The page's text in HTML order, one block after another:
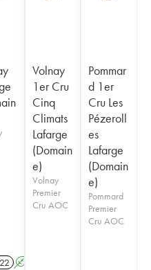
A
Volnay
1er Cru
Cinq
Climats
Lafarge
(Domain
e)
Volnay
Premier
Cru AOC
Pommar
d 1er
Cru Les
Pézeroll
es
Lafarge
(Domain
e)
Pommard
Premier
Cru AOC